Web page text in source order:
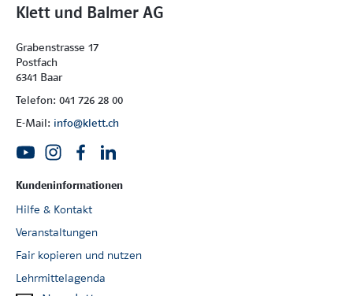
Klett und Balmer AG
Grabenstrasse 17
Postfach
6341 Baar
Telefon: 041 726 28 00
E-Mail: info@klett.ch
Kundeninformationen
Hilfe & Kontakt
Veranstaltungen
Fair kopieren und nutzen
Lehrmittelagenda